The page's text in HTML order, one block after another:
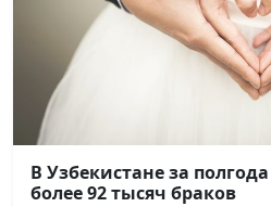
В Узбекистане за
более 92 тысяч браков